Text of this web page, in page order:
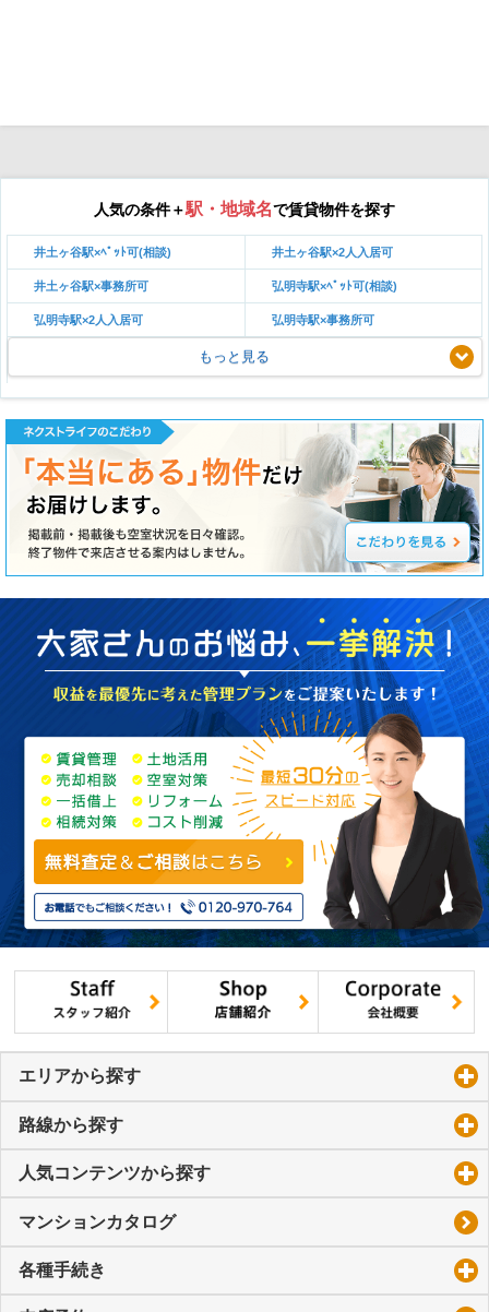
人気の条件＋駅・地域名で賃貸物件を探す
井土ヶ谷駅×ﾍﾟｯﾄ可(相談) 井土ヶ谷駅×2人入居可
井土ヶ谷駅×事務所可 弘明寺駅×ﾍﾟｯﾄ可(相談)
弘明寺駅×2人入居可 弘明寺駅×事務所可
もっと見る
エリアから探す
路線から探す
人気コンテンツから探す
マンションカタログ
各種手続き